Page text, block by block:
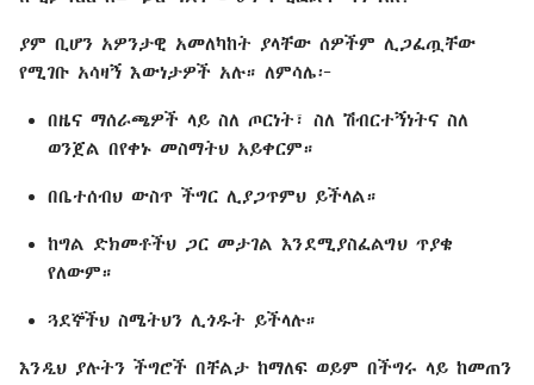
ያም ቢሆን አዎንታዊ አመለካከት ያላቸው ሰዎችም ሊጋፈጧቸው
የሚገቡ አሳዛኝ እውነታዎች አሉ። ለምሳሌ፦
በዜና ማሰራጫዎች ላይ ስለ ጦርነት፣ ስለ ሽብርተኝነትና ስለ
ወንጀል በየቀኑ መስማትህ አይቀርም።
በቤተሰብህ ውስጥ ችግር ሊያጋጥምህ ይችላል።
ከግል ድክመቶችህ ጋር መታገል እንደሚያስፈልግህ ጥያቄ
የለውም።
ጓደኞችህ ስሜትህን ሊጎዱት ይችላሉ።
እንዲህ ያሉትን ችግሮች በቸልታ ከማለፍ ወይም በችግሩ ላይ ከመጠን